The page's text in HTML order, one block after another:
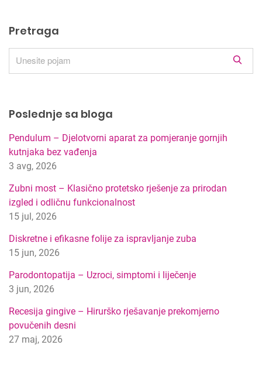
Pretraga
e
Poslednje sa bloga
Pendulum – Djelotvorni aparat za pomjeranje gornjih
kutnjaka bez vađenja
3 avg, 2026
Zubni most – Klasično protetsko rješenje za prirodan
izgled i odličnu funkcionalnost
15 jul, 2026
Diskretne i efikasne folije za ispravljanje zuba
15 jun, 2026
Parodontopatija – Uzroci, simptomi i liječenje
3 jun, 2026
Recesija gingive – Hirurško rješavanje prekomjerno
povučenih desni
27 maj, 2026